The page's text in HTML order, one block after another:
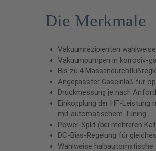
Die Merkmale
Vakuumrezipienten
Vakuumpumpen in korrosiv-
Bis zu 4
Angepasster Gaseinlaß für
Druckmessung je nach
Einkopplung der HF-Leistung
mit automatischem Tuning
Power-Split (bei mehreren
DC-Bias-Regelung für
Wahlweise halbautomatische